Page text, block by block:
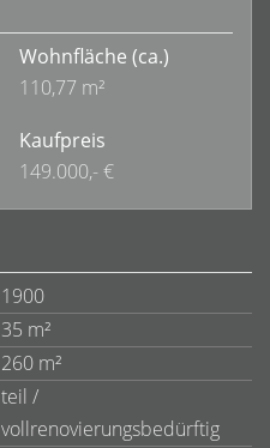
Wohnfläche (ca.)
110,77 m²
Kaufpreis
149.000,- €
1900
35 m²
260 m²
teil /
vollrenovierungsbedürftig